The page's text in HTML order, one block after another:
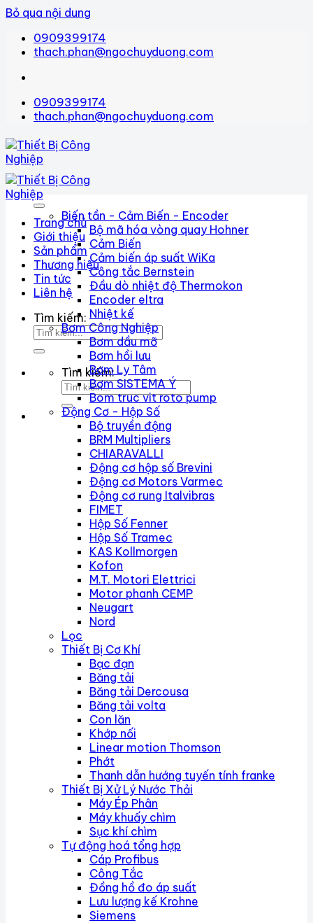
Bỏ qua nội dung
0909399174
thach.phan@ngochuyduong.com
0909399174
thach.phan@ngochuyduong.com
Trang chủ
Giới thiệu
Sản phẩm
Thương hiệu
Tin tức
Liên hệ
Tìm kiếm:
Tìm kiếm:
Biến tần - Cảm Biến - Encoder
Bộ mã hóa vòng quay Hohner
Cảm Biến
Cảm biến áp suất WiKa
Công tắc Bernstein
Đầu dò nhiệt độ Thermokon
Encoder eltra
Nhiệt kế
Bơm Công Nghiệp
Bơm dầu mỡ
Bơm hồi lưu
Bơm Ly Tâm
Bơm SISTEMA Ý
Bom truc vit roto pump
Động Cơ - Hộp Số
Bộ truyền động
BRM Multipliers
CHIARAVALLI
Động cơ hộp số Brevini
Động cơ Motors Varmec
Động cơ rung Italvibras
FIMET
Hộp Số Fenner
Hộp Số Tramec
KAS Kollmorgen
Kofon
M.T. Motori Elettrici
Motor phanh CEMP
Neugart
Nord
Lọc
Thiết Bị Cơ Khí
Bạc đạn
Băng tải
Băng tải Dercousa
Băng tải volta
Con lăn
Khớp nối
Linear motion Thomson
Phớt
Thanh dẫn hướng tuyến tính franke
Thiết Bị Xử Lý Nước Thải
Máy Ép Phân
Máy khuấy chìm
Sục khí chìm
Tự động hoá tổng hợp
Cáp Profibus
Công Tắc
Đồng hồ đo áp suất
Lưu lượng kế Krohne
Siemens